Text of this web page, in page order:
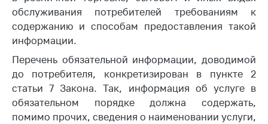
Защита прав
потребителей
рекламной
деятельности
Международное
сотрудничество
обслуживания потребителей требованиям к
содержанию и способам предоставления такой
информации.
Перечень обязательной информации, доводимой
до потребителя, конкретизирован в пункте 2
статьи 7 Закона. Так, информация об услуге в
обязательном порядке должна содержать,
помимо прочих, сведения о наименовании услуги,